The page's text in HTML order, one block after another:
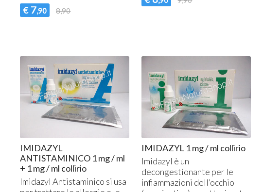
€ 7,90 8,90
IMIDAZYL
ANTISTAMINICO 1 mg / ml
+ 1 mg / ml collirio
Imidazyl Antistaminico si usa
IMIDAZYL 1 mg / ml collirio
Imidazyl è un
decongestionante per le
infiammazioni dell’occhio